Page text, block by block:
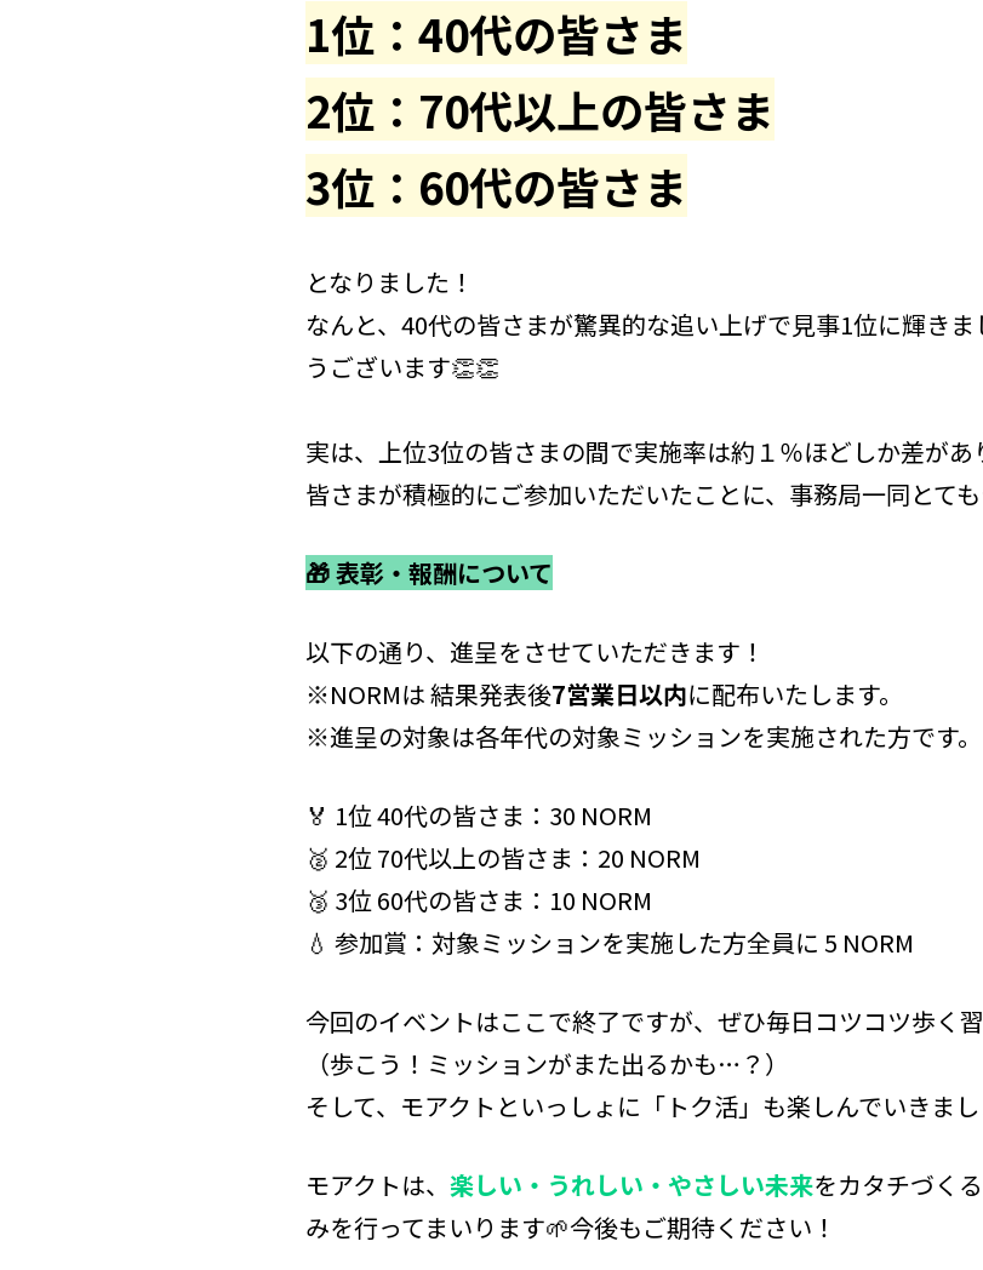
1位：40代の皆さま
2位：70代以上の皆さま
3位：60代の皆さま
となりました！
なんと、40代の皆さまが驚異的な追い上げで見事1位に輝き
うございます👏👏
実は、上位3位の皆さまの間で実施率は約１％ほどしか差があ
皆さまが積極的にご参加いただいたことに、事務局一同とても
🎁 表彰・報酬について
以下の通り、進呈をさせていただきます！
※NORMは 結果発表後7営業日以内に配布いたします。
※進呈の対象は各年代の対象ミッションを実施された方です。
🏅 1位 40代の皆さま：30 NORM
🥈 2位 70代以上の皆さま：20 NORM
🥉 3位 60代の皆さま：10 NORM
💧 参加賞：対象ミッションを実施した方全員に 5 NORM
今回のイベントはここで終了ですが、ぜひ毎日コツコツ歩く
（歩こう！ミッションがまた出るかも…？）
そして、モアクトといっしょに「トク活」も楽しんでいきま
モアクトは、 楽しい・うれしい・やさしい未来をカタチづく
みを行ってまいります🌱今後もご期待ください！